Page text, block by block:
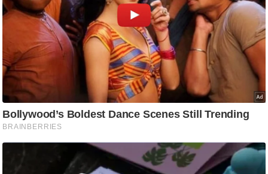
र्म
ष
प्र
भु
म
हि